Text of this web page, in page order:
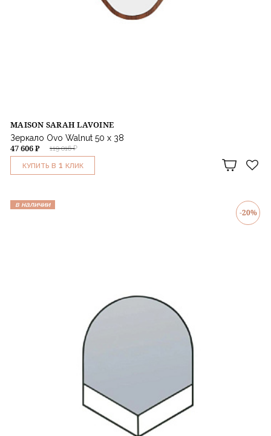
MAISON SARAH LAVOINE
Зеркало Ovo Walnut 50 х 38
119 016 ₽
47 606 ₽
КУПИТЬ В 1 КЛИК
в наличии
-20%